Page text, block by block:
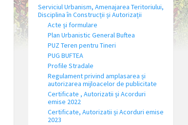
Serviciul Urbanism, Amenajarea Teritoriului,
Disciplina în Construcții și Autorizații
Acte și formulare
Plan Urbanistic General Buftea
PUZ Teren pentru Tineri
PUG BUFTEA
Profile Stradale
Regulament privind amplasarea și
autorizarea mijloacelor de publicitate
Certificate , Autorizatii și Acorduri
emise 2022
Certificate, Autorizatii și Acorduri emise
2023